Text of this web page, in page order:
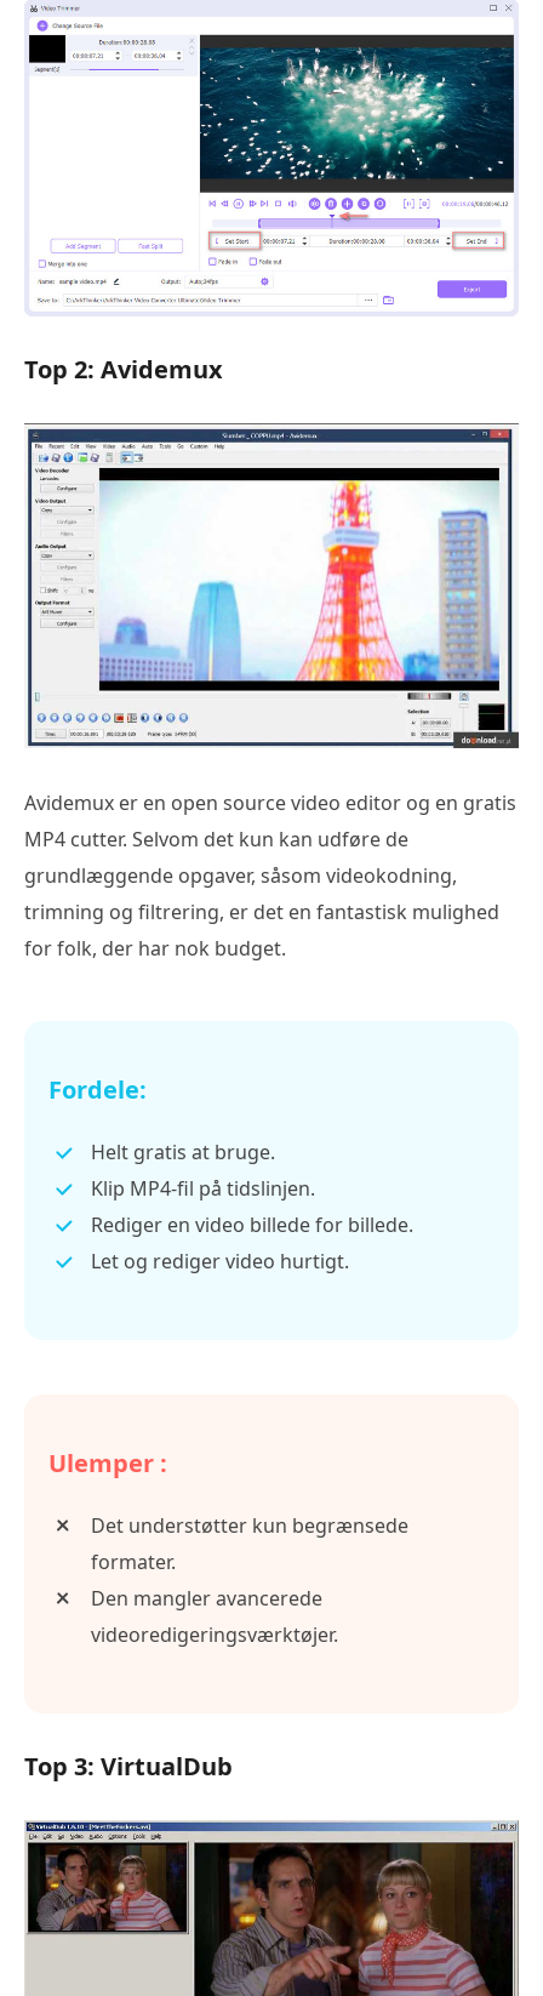
Top 2: Avidemux
Avidemux er en open source video editor og en gratis
MP4 cutter. Selvom det kun kan udføre de
grundlæggende opgaver, såsom videokodning,
trimning og filtrering, er det en fantastisk mulighed
for folk, der har nok budget.
Fordele:
Helt gratis at bruge.
Klip MP4-fil på tidslinjen.
Rediger en video billede for billede.
Let og rediger video hurtigt.
Ulemper :
Det understøtter kun begrænsede
formater.
Den mangler avancerede
videoredigeringsværktøjer.
Top 3: VirtualDub